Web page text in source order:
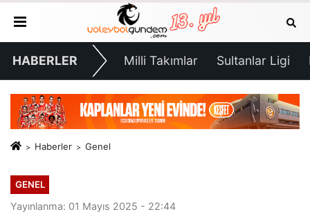
HABERLER Milli Takımlar Sultanlar Ligi
Haberler Genel
GENEL
Yayınlanma: 01 Mayıs 2025 - 22:44